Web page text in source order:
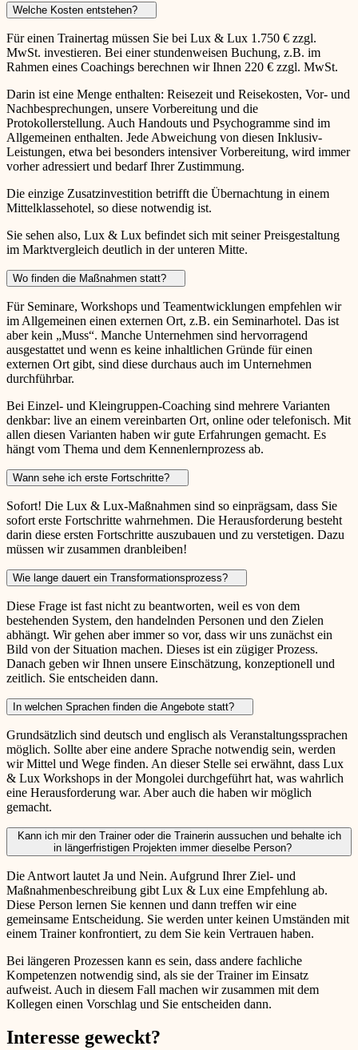
Welche Kosten entstehen?
Für einen Trainertag müssen Sie bei Lux & Lux 1.750 € zzgl.
MwSt. investieren. Bei einer stundenweisen Buchung, z.B. im
Rahmen eines Coachings berechnen wir Ihnen 220 € zzgl. MwSt.
Darin ist eine Menge enthalten: Reisezeit und Reisekosten, Vor- und
Nachbesprechungen, unsere Vorbereitung und die
Protokollerstellung. Auch Handouts und Psychogramme sind im
Allgemeinen enthalten. Jede Abweichung von diesen Inklusiv-
Leistungen, etwa bei besonders intensiver Vorbereitung, wird immer
vorher adressiert und bedarf Ihrer Zustimmung.
Die einzige Zusatzinvestition betrifft die Übernachtung in einem
Mittelklassehotel, so diese notwendig ist.
Sie sehen also, Lux & Lux befindet sich mit seiner Preisgestaltung
im Marktvergleich deutlich in der unteren Mitte.
Wo finden die Maßnahmen statt?
Für Seminare, Workshops und Teamentwicklungen empfehlen wir
im Allgemeinen einen externen Ort, z.B. ein Seminarhotel. Das ist
aber kein „Muss“. Manche Unternehmen sind hervorragend
ausgestattet und wenn es keine inhaltlichen Gründe für einen
externen Ort gibt, sind diese durchaus auch im Unternehmen
durchführbar.
Bei Einzel- und Kleingruppen-Coaching sind mehrere Varianten
denkbar: live an einem vereinbarten Ort, online oder telefonisch. Mit
allen diesen Varianten haben wir gute Erfahrungen gemacht. Es
hängt vom Thema und dem Kennenlernprozess ab.
Wann sehe ich erste Fortschritte?
Sofort! Die Lux & Lux-Maßnahmen sind so einprägsam, dass Sie
sofort erste Fortschritte wahrnehmen. Die Herausforderung besteht
darin diese ersten Fortschritte auszubauen und zu verstetigen. Dazu
müssen wir zusammen dranbleiben!
Wie lange dauert ein Transformationsprozess?
Diese Frage ist fast nicht zu beantworten, weil es von dem
bestehenden System, den handelnden Personen und den Zielen
abhängt. Wir gehen aber immer so vor, dass wir uns zunächst ein
Bild von der Situation machen. Dieses ist ein zügiger Prozess.
Danach geben wir Ihnen unsere Einschätzung, konzeptionell und
zeitlich. Sie entscheiden dann.
In welchen Sprachen finden die Angebote statt?
Grundsätzlich sind deutsch und englisch als Veranstaltungssprachen
möglich. Sollte aber eine andere Sprache notwendig sein, werden
wir Mittel und Wege finden. An dieser Stelle sei erwähnt, dass Lux
& Lux Workshops in der Mongolei durchgeführt hat, was wahrlich
eine Herausforderung war. Aber auch die haben wir möglich
gemacht.
Kann ich mir den Trainer oder die Trainerin aussuchen und behalte ich
in längerfristigen Projekten immer dieselbe Person?
Die Antwort lautet Ja und Nein. Aufgrund Ihrer Ziel- und
Maßnahmenbeschreibung gibt Lux & Lux eine Empfehlung ab.
Diese Person lernen Sie kennen und dann treffen wir eine
gemeinsame Entscheidung. Sie werden unter keinen Umständen mit
einem Trainer konfrontiert, zu dem Sie kein Vertrauen haben.
Bei längeren Prozessen kann es sein, dass andere fachliche
Kompetenzen notwendig sind, als sie der Trainer im Einsatz
aufweist. Auch in diesem Fall machen wir zusammen mit dem
Kollegen einen Vorschlag und Sie entscheiden dann.
Interesse geweckt?